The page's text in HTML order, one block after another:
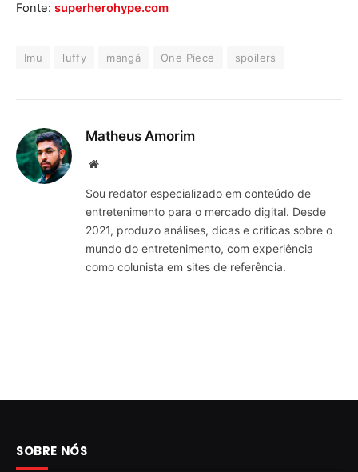
Fonte: superherohype.com
Imu luffy mangá One Piece spoilers
Matheus Amorim
Website
Sou redator especializado em conteúdo de
entretenimento para o mercado digital. Desde
2021, produzo análises, dicas e críticas sobre o
mundo do entretenimento, com experiência
como colunista em sites de referência.
SOBRE NÓS